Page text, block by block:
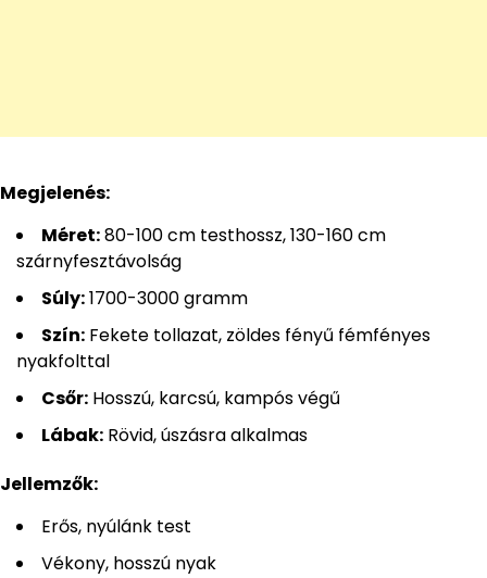
Megjelenés:
Méret:80-100 cm testhossz, 130-160 cm
szárnyfesztávolság
Súly:1700-3000 gramm
Szín: Fekete tollazat, zöldes fényű fémfényes
nyakfolttal
Csőr: Hosszú, karcsú, kampós végű
Lábak: Rövid, úszásra alkalmas
Jellemzők:
Erős, nyúlánk test
Vékony, hosszú nyak